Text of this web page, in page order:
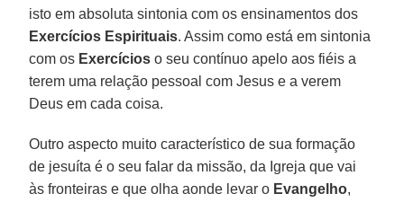
isto em absoluta sintonia com os ensinamentos dos
Exercícios Espirituais. Assim como está em sintonia
com os Exercícios o seu contínuo apelo aos fiéis a
terem uma relação pessoal com Jesus e a verem
Deus em cada coisa.
Outro aspecto muito característico de sua formação
de jesuíta é o seu falar da missão, da Igreja que vai
às fronteiras e que olha aonde levar o Evangelho,